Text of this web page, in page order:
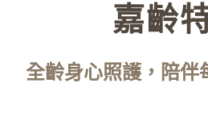
嘉齡
全齡身心照護，陪伴